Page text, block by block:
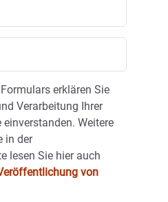
erklären Sie
Verarbeitung Ihrer
Weitere
in der
lesen Sie hier auch
von